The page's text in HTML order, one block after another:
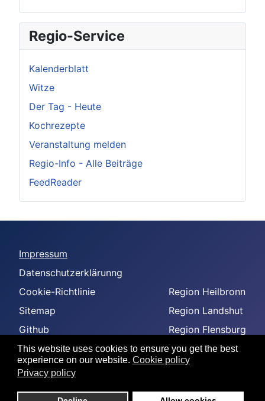
This website uses cookies to ensure you get the best
experience on our website. Cookie policy
Privacy policy
Regio-Service
Kalenderblatt
Witze
Der Tag - Heute
Kochrezepte
Veranstaltung melden
Regio-Info - Alle Beiträge
FeedReader
Impressum
Datenschutzerklärunng
Cookie-Richtlinie
Sitemap
Github
-
--
Region Heilbronn
Region Landshut
Region Flensburg
Region Amberg